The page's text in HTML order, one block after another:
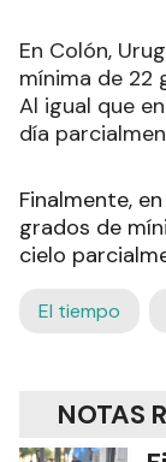
En Colón,
mínima de 22
Al igual que
día
Finalmente,
grados de
cielo
El tiempo
NOTAS